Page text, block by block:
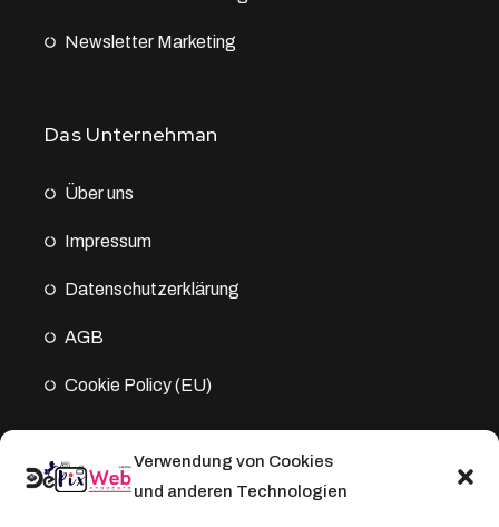
Verwendung von Cookies
und anderen Technologien
Newsletter Marketing
Das Unternehman
Über uns
Impressum
Datenschutz­erklärung
AGB
Cookie Policy (EU)
Kontakt